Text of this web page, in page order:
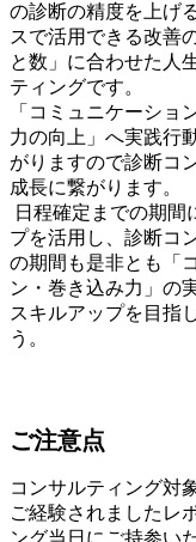
の診断の精度を上げ
スで活用できる改善
と数」に合わせた人
ティングです。
「コミュニケーショ
力の向上」へ実践行
がりますので診断コ
成長に繋がります。
日程確定までの期間
プを活用し、診断コ
の期間も是非とも「
ン・巻き込み力」の
スキルアップを目指
う。
ご注意点
コンサルティング対
ご経験されましたレ